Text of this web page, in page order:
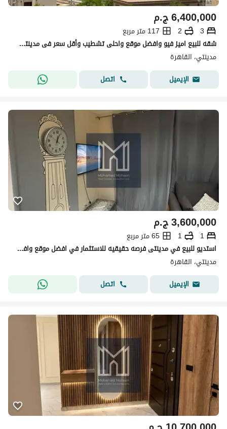
ج.م6,400,000
3
2
117 متر مربع
شقه للبيع اميز فيو وافضل موقع واحلى تشطيب وأقل سعر فى مدينتى فرصه للسكن والاستثمار
مدينتي، القاهرة
الإيميل
اتصل
ج.م3,600,000
1
1
65 متر مربع
استديو للبيع في مدينتى فرصه حقيقيه للاستثمار في افضل موقع وافضل تشطيب وفيو مفتوح وخطوط من الخدمات بعائد شهرى ممتاز جدا فرصه لن تعوض
مدينتي، القاهرة
الإيميل
اتصل